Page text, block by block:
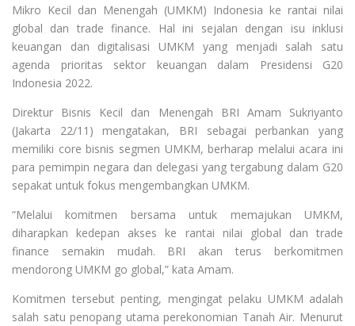
Mikro Kecil dan Menengah (UMKM) Indonesia ke rantai nilai
global dan trade finance. Hal ini sejalan dengan isu inklusi
keuangan dan digitalisasi UMKM yang menjadi salah satu
agenda prioritas sektor keuangan dalam Presidensi G20
Indonesia 2022.
Direktur Bisnis Kecil dan Menengah BRI Amam Sukriyanto
(Jakarta 22/11) mengatakan, BRI sebagai perbankan yang
memiliki core bisnis segmen UMKM, berharap melalui acara ini
para pemimpin negara dan delegasi yang tergabung dalam G20
sepakat untuk fokus mengembangkan UMKM.
“Melalui komitmen bersama untuk memajukan UMKM,
diharapkan kedepan akses ke rantai nilai global dan trade
finance semakin mudah. BRI akan terus berkomitmen
mendorong UMKM go global,” kata Amam.
Komitmen tersebut penting, mengingat pelaku UMKM adalah
salah satu penopang utama perekonomian Tanah Air. Menurut